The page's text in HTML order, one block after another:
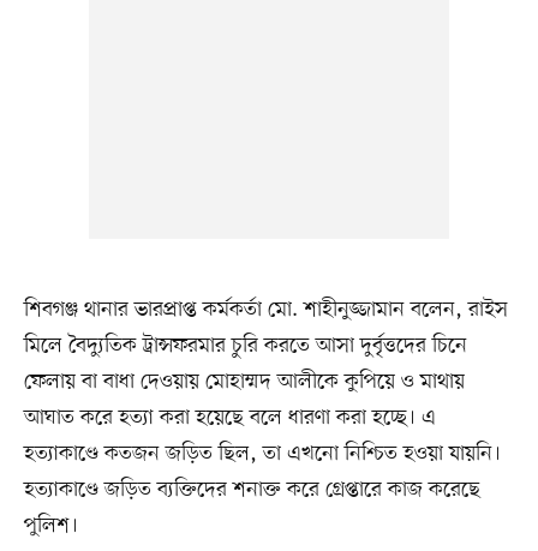
শিবগঞ্জ থানার ভারপ্রাপ্ত কর্মকর্তা মো. শাহীনুজ্জামান বলেন, রাইস
মিলে বৈদ্যুতিক ট্রান্সফরমার চুরি করতে আসা দুর্বৃত্তদের চিনে
ফেলায় বা বাধা দেওয়ায় মোহাম্মদ আলীকে কুপিয়ে ও মাথায়
আঘাত করে হত্যা করা হয়েছে বলে ধারণা করা হচ্ছে। এ
হত্যাকাণ্ডে কতজন জড়িত ছিল, তা এখনো নিশ্চিত হওয়া যায়নি।
হত্যাকাণ্ডে জড়িত ব্যক্তিদের শনাক্ত করে গ্রেপ্তারে কাজ করেছে
পুলিশ।